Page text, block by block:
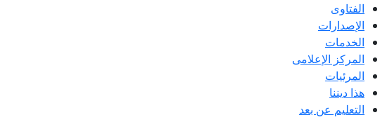
الفتاوى
الإصدارات
الخدمات
المركز الإعلامى
المرئيات
هذا ديننا
التعليم عن بعد